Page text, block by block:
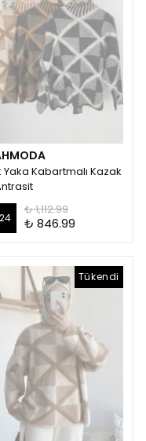
Yaka Kabartmalı Kazak
24
₺ 1,112.99
₺ 846.99
Tükendi